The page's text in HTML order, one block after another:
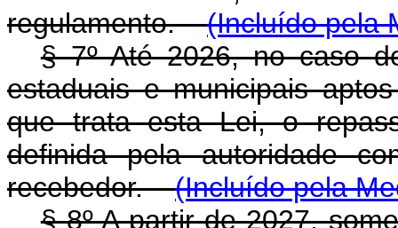
regulamento.(Incluído pela
§ 7º Até 2026, no caso
estaduais e municipais
que trata esta Lei, o
definida pela autoridade
recebedor.(Incluído pela
§ 8º A partir de 2027,